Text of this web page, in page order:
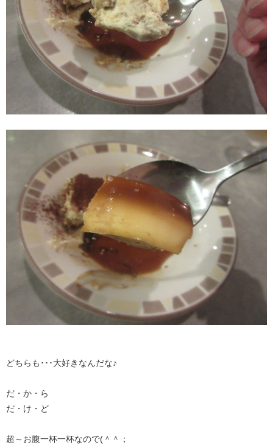
どちらも･･･大好きなんだな♪
だ・か・ら
だ・け・ど
超～お腹一杯一杯なので(＾＾；